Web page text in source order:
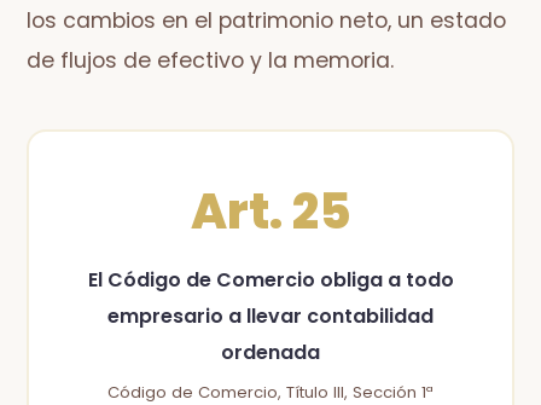
los cambios en el patrimonio neto, un estado
de flujos de efectivo y la memoria.
Art. 25
El Código de Comercio obliga a todo
empresario a llevar contabilidad
ordenada
Código de Comercio, Título III, Sección 1ª